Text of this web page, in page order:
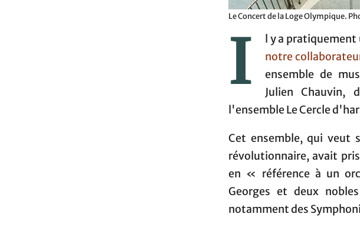
Le Concert de la Loge Olympique.
I l y a pratiquement
notre
ensemble de
Julien Chauvin,
l'ensemble Le Cercle
Cet ensemble, qui veut
révolutionnaire, avait
en « référence à un
Georges et deux
notamment des